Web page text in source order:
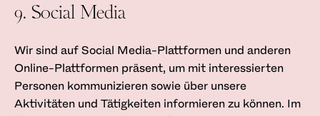
9. Social Media
Wir sind auf Social Media-Plattformen und anderen
Online-Plattformen präsent, um mit interessierten
Personen kommunizieren sowie über unsere
Aktivitäten und Tätigkeiten informieren zu können. Im